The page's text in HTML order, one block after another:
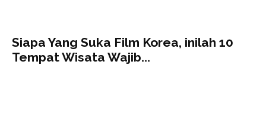
Siapa Yang Suka Film Korea, inilah 10
Tempat Wisata Wajib...